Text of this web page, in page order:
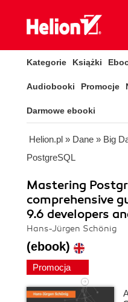
Kategorie Książki
Audiobooki Promocje
Darmowe ebooki
Helion.pl » Dane » Big
PostgreSQL
Mastering
comprehensive
9.6 developers
Hans-Jürgen Schönig
(ebook)
Promocja